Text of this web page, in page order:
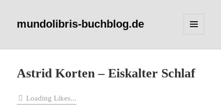
mundolibris-buchblog.de
WIDGETS
Astrid Korten – Eiskalter Schlaf
Loading Likes...